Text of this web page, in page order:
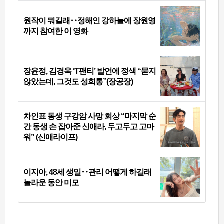
원작이 뭐길래‥정해인 강하늘에 장원영
까지 참여한 이 영화
장윤정, 김경욱 ‘T팬티’ 발언에 정색 “묻지
않았는데, 그것도 성희롱”(장공장)
차인표 동생 구강암 사망 회상 “마지막 순
간 동생 손 잡아준 신애라, 두고두고 고마
워” (신애라이프)
이지아, 48세 생일‥관리 어떻게 하길래
놀라운 동안 미모